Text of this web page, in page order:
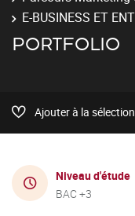
E-BUSINESS ET
PORTFOLIO
Ajouter à la sélection
Niveau d'étude
BAC +3